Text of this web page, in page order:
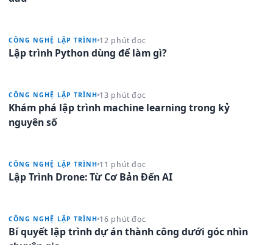
CÔNG NGHỆ LẬP TRÌNH 12 phút đọc
Lập trình Python dùng để làm gì?
CÔNG NGHỆ LẬP TRÌNH 13 phút đọc
Khám phá lập trình machine learning trong kỷ
nguyên số
CÔNG NGHỆ LẬP TRÌNH 11 phút đọc
Lập Trình Drone: Từ Cơ Bản Đến AI
CÔNG NGHỆ LẬP TRÌNH 16 phút đọc
Bí quyết lập trình dự án thành công dưới góc nhìn